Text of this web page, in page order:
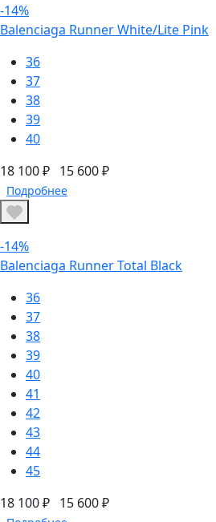
-14%
Balenciaga Runner White/Lite Pink
36
37
38
39
40
18 100 ₽ 15 600 ₽
Подробнее
-14%
Balenciaga Runner Total Black
36
37
38
39
40
41
42
43
44
45
18 100 ₽ 15 600 ₽